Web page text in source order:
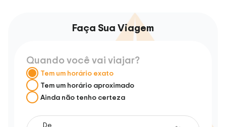
Faça Sua Viagem
Quando você vai viajar?
Tem um horário exato
Tem um horário aproximado
Ainda não tenho certeza
De